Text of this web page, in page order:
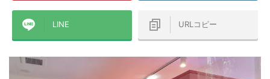
LINE URLコピー